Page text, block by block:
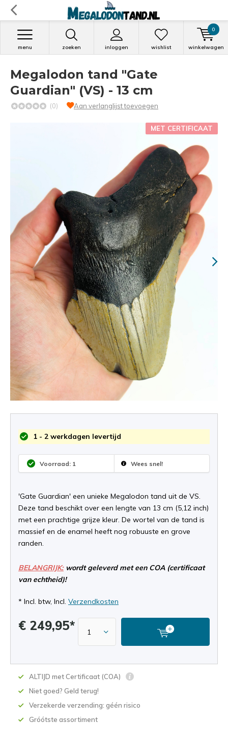
zoeken inloggen
menu wishlist winkelwagen
0
Megalodon tand "Gate
Guardian" (VS) - 13 cm
(0) Aan verlanglijst toevoegen
MET CERTIFICAAT
1 - 2 werkdagen levertijd
Voorraad: 1 Wees snel!
'Gate Guardian' een unieke Megalodon tand uit de VS.
Deze tand beschikt over een lengte van 13 cm (5,12 inch)
met een prachtige grijze kleur. De wortel van de tand is
massief en de enamel heeft nog robuuste en grove
randen.
BELANGRIJK:wordt geleverd met een COA (certificaat
van echtheid)!
* Incl. btw, Incl. Verzendkosten
€ 249,95*
ALTIJD met Certificaat (COA)
Niet goed? Geld terug!
Verzekerde verzending: géén risico
Gróótste assortiment